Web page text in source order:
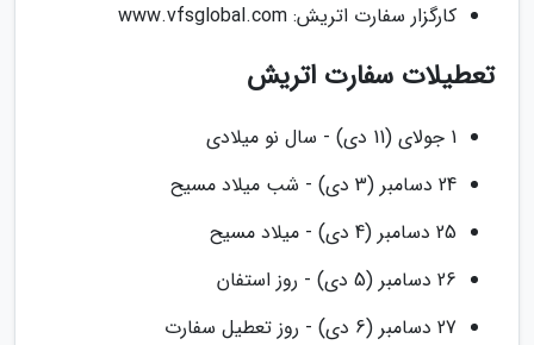
کارگزار سفارت اتریش: www.vfsglobal.com
تعطیلات سفارت اتریش
1 جولای (11 دی) - سال نو میلادی
24 دسامبر (3 دی) - شب میلاد مسیح
25 دسامبر (4 دی) - میلاد مسیح
26 دسامبر (5 دی) - روز استفان
27 دسامبر (6 دی) - روز تعطیل سفارت